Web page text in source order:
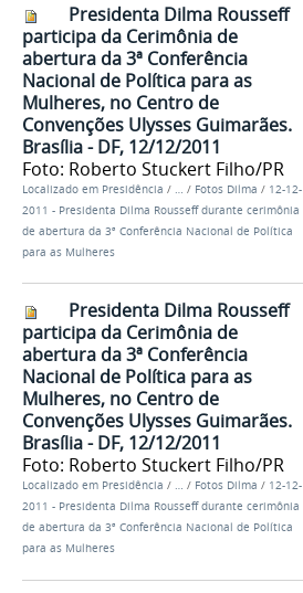
Presidenta Dilma Rousseff
participa da Cerimônia de
abertura da 3ª Conferência
Nacional de Política para as
Mulheres, no Centro de
Convenções Ulysses Guimarães.
Brasília - DF, 12/12/2011
Foto: Roberto Stuckert Filho/PR
Localizado em Presidência / / Fotos Dilma / 12-12-
2011 - Presidenta Dilma Rousseff durante cerimônia
de abertura da 3ª Conferência Nacional de Política
para as Mulheres
Presidenta Dilma Rousseff
participa da Cerimônia de
abertura da 3ª Conferência
Nacional de Política para as
Mulheres, no Centro de
Convenções Ulysses Guimarães.
Brasília - DF, 12/12/2011
Foto: Roberto Stuckert Filho/PR
Localizado em Presidência / … / Fotos Dilma / 12-12-
2011 - Presidenta Dilma Rousseff durante cerimônia
de abertura da 3ª Conferência Nacional de Política
para as Mulheres